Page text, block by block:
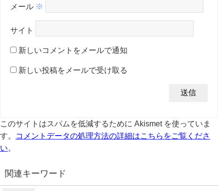
メール ※
サイト
新しいコメントをメールで通知
新しい投稿をメールで受け取る
このサイトはスパムを低減するために Akismet を使っていま
す。
コメントデータの処理方法の詳細はこちらをご覧くださ
い。
関連キーワード